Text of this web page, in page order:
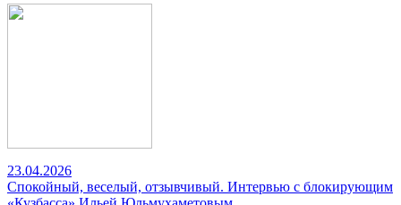
23.04.2026
Спокойный, веселый, отзывчивый. Интервью с блокирующим